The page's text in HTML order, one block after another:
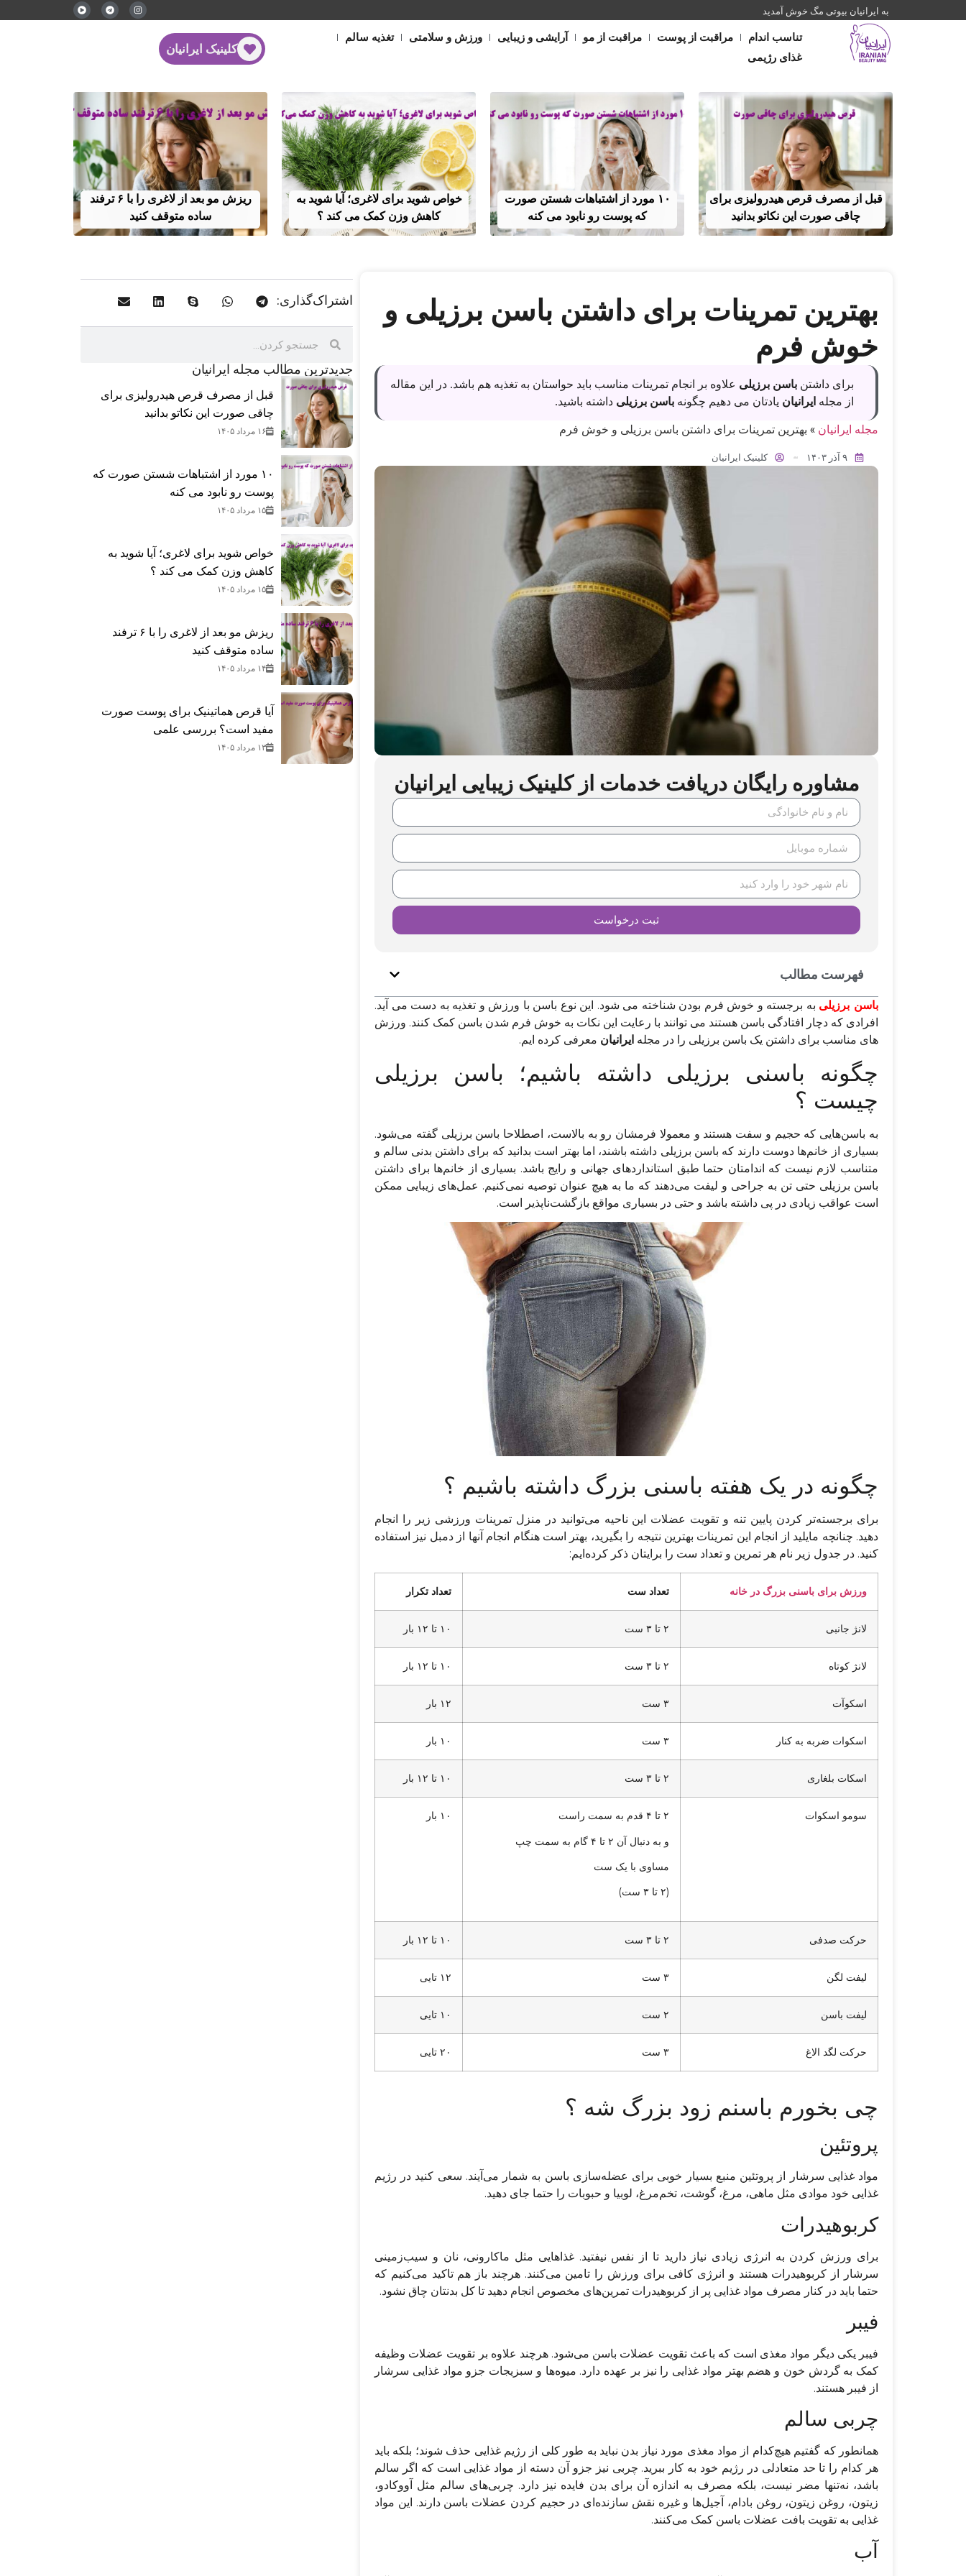
به ایرانیان بیوتی مگ خوش آمدید
تناسب اندام مراقبت از پوست مراقبت از مو آرایشی و زیبایی ورزش و سلامتی
تغذیه سالم
غذای رژیمی
کلینیک ایرانیان
قبل از مصرف قرص هیدرولیزی برای
چاقی صورت این نکاتو بدانید
۱۰ مورد از اشتباهات شستن صورت
که پوست رو نابود می کنه
خواص شوید برای لاغری؛ آیا شوید به
کاهش وزن کمک می‌ کند ؟
ریزش مو بعد از لاغری را با ۶ ترفند
ساده متوقف کنید
بهترین تمرینات برای داشتن باسن برزیلی و
خوش فرم
برای داشتن باسن برزیلی علاوه بر انجام تمرینات مناسب باید حواستان به تغذیه هم باشد. در این مقاله
از مجله ایرانیان یادتان می دهیم چگونه باسن برزیلی داشته باشید.
مجله ایرانیان » بهترین تمرینات برای داشتن باسن برزیلی و خوش فرم
۹ آذر ۱۴۰۳ کلینیک ایرانیان
مشاوره رایگان دریافت خدمات از کلینیک زیبایی ایرانیان
ثبت درخواست
فهرست مطالب
باسن برزیلی به برجسته و خوش فرم بودن شناخته می شود. این نوع باسن با ورزش و تغذیه به دست می آید.
افرادی که دچار افتادگی باسن هستند می توانند با رعایت این نکات به خوش فرم شدن باسن کمک کنند. ورزش
های مناسب برای داشتن یک باسن برزیلی را در مجله ایرانیان معرفی کرده ایم.
چگونه باسنی برزیلی داشته باشیم؛ باسن برزیلی
چیست ؟
به باسن‌هایی که حجیم و سفت هستند و معمولا فرمشان رو به بالاست، اصطلاحا باسن برزیلی گفته می‌شود.
بسیاری از خانم‌ها دوست دارند که باسن برزیلی داشته باشند، اما بهتر است بدانید که برای داشتن بدنی سالم و
متناسب لازم نیست که اندامتان حتما طبق استانداردهای جهانی و رایج باشد. بسیاری از خانم‌ها برای داشتن
باسن برزیلی حتی تن به جراحی و لیفت می‌دهند که ما به هیچ عنوان توصیه نمی‌کنیم. عمل‌های زیبایی ممکن
است عواقب زیادی در پی داشته باشد و حتی در بسیاری مواقع بازگشت‌ناپذیر است.
چگونه در یک هفته باسنی بزرگ داشته باشیم ؟
برای برجسته‌تر کردن پایین تنه و تقویت عضلات این ناحیه می‌توانید در منزل تمرینات ورزشی زیر را انجام
دهید. چنانچه مایلید از انجام این تمرینات بهترین نتیجه را بگیرید، بهتر است هنگام انجام آنها از دمبل نیز استفاده
کنید. در جدول زیر نام هر تمرین و تعداد ست را برایتان ذکر کرده‌ایم:
ورزش برای باسنی بزرگ در خانه تعداد ست تعداد تکرار
لانژ جانبی ۲ تا ۳ ست ۱۰ تا ۱۲ بار
لانژ کوتاه ۲ تا ۳ ست ۱۰ تا ۱۲ بار
اسکوآت ۳ ست ۱۲ بار
اسکوات ضربه به کنار ۳ ست ۱۰ بار
اسکات بلغاری ۲ تا ۳ ست ۱۰ تا ۱۲ بار
سومو اسکوات
۲ تا ۴ قدم به سمت راست
و به دنبال آن ۲ تا ۴ گام به سمت چپ
مساوی با یک ست
(۲ تا ۳ ست)
۱۰ بار
حرکت صدفی ۲ تا ۳ ست ۱۰ تا ۱۲ بار
لیفت لگن ۳ ست ۱۲ تایی
لیفت باسن ۲ ست ۱۰ تایی
حرکت لگد الاغ ۳ ست ۲۰ تایی
چی بخورم باسنم زود بزرگ شه ؟
پروتئین
مواد غذایی سرشار از پروتئین منبع بسیار خوبی برای عضله‌سازی باسن به شمار می‌آیند. سعی کنید در رژیم
غذایی خود موادی مثل ماهی، مرغ، گوشت، تخم‌مرغ، لوبیا و حبوبات را حتما جای دهید.
کربوهیدرات
برای ورزش کردن به انرژی زیادی نیاز دارید تا از نفس نیفتید. غذاهایی مثل ماکارونی، نان و سیب‌زمینی
سرشار از کربوهیدرات هستند و انرژی کافی برای ورزش را تامین می‌کنند. هرچند باز هم تاکید می‌کنیم که
حتما باید در کنار مصرف مواد غذایی پر از کربوهیدرات تمرین‌های مخصوص انجام دهید تا کل بدنتان چاق نشود.
فیبر
فیبر یکی دیگر مواد مغذی است که باعث تقویت عضلات باسن می‌شود. هرچند علاوه بر تقویت عضلات وظیفه
کمک به گردش خون و هضم بهتر مواد غذایی را نیز بر عهده دارد. میوه‌ها و سبزیجات جزو مواد غذایی سرشار
از فیبر هستند.
چربی سالم
همانطور که گفتیم هیچ‌کدام از مواد مغذی مورد نیاز بدن نباید به طور کلی از رژیم غذایی حذف شوند؛ بلکه باید
هر کدام را تا حد متعادلی در رژیم خود به کار ببرید. چربی نیز جزو آن دسته از مواد غذایی است که اگر سالم
باشد، نه‌تنها مضر نیست، بلکه مصرف به اندازه آن برای بدن فایده نیز دارد. چربی‌های سالم مثل آووکادو،
زیتون، روغن زیتون، روغن بادام، آجیل‌ها و غیره نقش سازنده‌ای در حجیم کردن عضلات باسن دارند. این مواد
غذایی به تقویت بافت عضلات باسن کمک می‌کنند.
آب
اشتراک‌گذاری:
جدید‌ترین مطالب مجله ایرانیان
قبل از مصرف قرص هیدرولیزی برای
چاقی صورت این نکاتو بدانید
۱۶ مرداد ۱۴۰۵
۱۰ مورد از اشتباهات شستن صورت که
پوست رو نابود می کنه
۱۵ مرداد ۱۴۰۵
خواص شوید برای لاغری؛ آیا شوید به
کاهش وزن کمک می‌ کند ؟
۱۵ مرداد ۱۴۰۵
ریزش مو بعد از لاغری را با ۶ ترفند
ساده متوقف کنید
۱۴ مرداد ۱۴۰۵
آیا قرص هماتینیک برای پوست صورت
مفید است؟ بررسی علمی
۱۳ مرداد ۱۴۰۵